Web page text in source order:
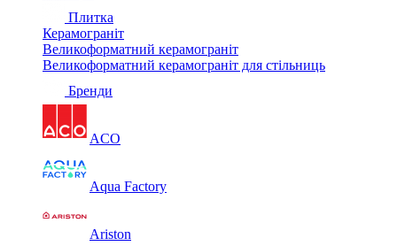
Плитка
Керамограніт
Великоформатний керамограніт
Великоформатний керамограніт для стільниць
Бренди
ACO
Aqua Factory
Ariston